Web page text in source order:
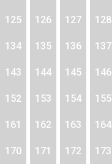
125 126 127 128
134 135 136 137
143 144 145 146
152 153 154 155
161 162 163 164
170 171 172 173